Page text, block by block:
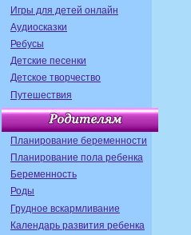
Игры для детей онлайн
Аудиосказки
Ребусы
Детские песенки
Детское творчество
Путешествия
Планирование беременности
Планирование пола ребенка
Беременность
Роды
Грудное вскармливание
Календарь развития ребенка